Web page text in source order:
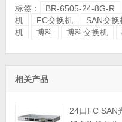
标签： BR-6505-24-8G-R
机
FC交换机 SAN交换
机
博科 博科交换机
相关产品
24口FC SAN